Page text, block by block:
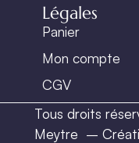
Légales
Panier
Mon compte
CGV
Tous droits
Meytre –